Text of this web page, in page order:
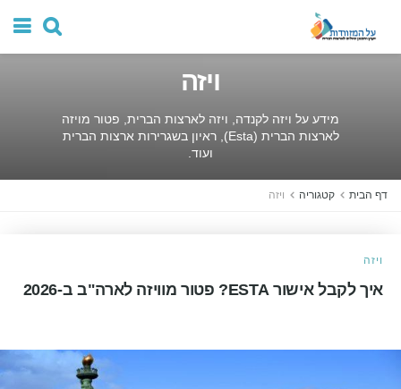
ויזה
מידע על ויזה לקנדה, ויזה לארצות הברית, פטור מויזה
לארצות הברית (Esta), ראיון בשגרירות ארצות הברית
ועוד.
דף הבית קטגוריה ויזה
ויזה
איך לקבל אישור ESTA? פטור מוויזה לארה"ב ב-2026